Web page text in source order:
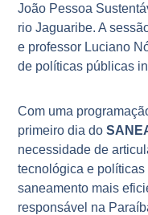
João Pessoa
rio Jaguaribe. A
e professor Luciano
de políticas públicas
Com uma
primeiro dia do
necessidade de
tecnológica e
saneamento mais
responsável na